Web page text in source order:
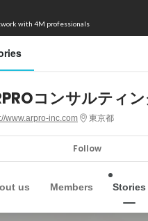
with 4M professionals
コンサルティ
www.arpro-inc.com 東京都
Follow
us Members Stories